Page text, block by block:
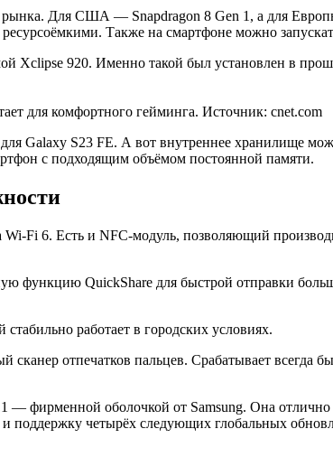
рынка. Для США — Snapdragon 8 Gen 1, а для
Также на смартфоне можно
Xclipse 920. Именно такой был установлен в
для комфортного гейминга. Источник: cnet.com
Galaxy S23 FE. А вот внутреннее хранилище
с подходящим объёмом постоянной памяти.
Wi-Fi 6. Есть и NFC-модуль, позволяющий
QuickShare для быстрой отправки
работает в городских условиях.
отпечатков пальцев. Срабатывает
— фирменной оболочкой от Samsung. Она отлично
поддержку четырёх следующих глобальных